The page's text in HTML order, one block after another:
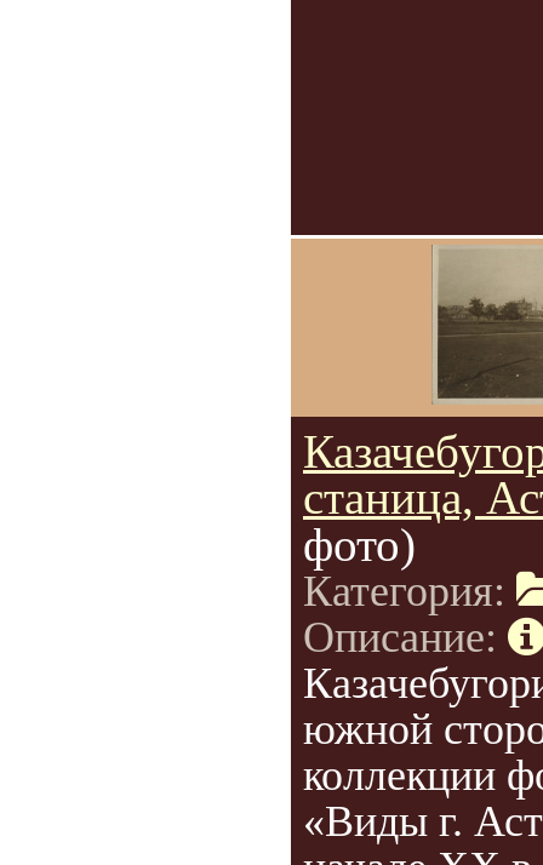
станица,
фото)
Категория:
Описание:
южной
коллекции
«Виды г.